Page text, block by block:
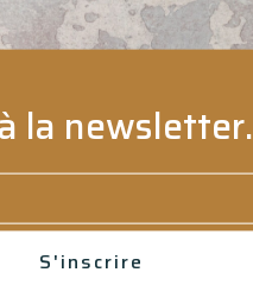
la newsletter.
S'inscrire